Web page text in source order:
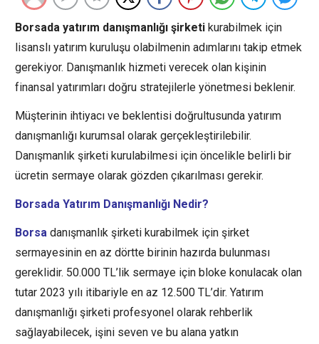
Borsada yatırım danışmanlığı şirketi kurabilmek için
lisanslı yatırım kuruluşu olabilmenin adımlarını takip etmek
gerekiyor. Danışmanlık hizmeti verecek olan kişinin
finansal yatırımları doğru stratejilerle yönetmesi beklenir.
Müşterinin ihtiyacı ve beklentisi doğrultusunda yatırım
danışmanlığı kurumsal olarak gerçekleştirilebilir.
Danışmanlık şirketi kurulabilmesi için öncelikle belirli bir
ücretin sermaye olarak gözden çıkarılması gerekir.
Borsada Yatırım Danışmanlığı Nedir?
Borsa danışmanlık şirketi kurabilmek için şirket
sermayesinin en az dörtte birinin hazırda bulunması
gereklidir. 50.000 TL’lik sermaye için bloke konulacak olan
tutar 2023 yılı itibariyle en az 12.500 TL’dir. Yatırım
danışmanlığı şirketi profesyonel olarak rehberlik
sağlayabilecek, işini seven ve bu alana yatkın